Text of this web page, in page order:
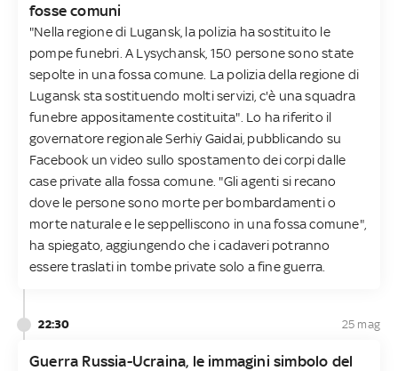
fosse comuni
"Nella regione di Lugansk, la polizia ha sostituito le
pompe funebri. A Lysychansk, 150 persone sono state
sepolte in una fossa comune. La polizia della regione di
Lugansk sta sostituendo molti servizi, c'è una squadra
funebre appositamente costituita". Lo ha riferito il
governatore regionale Serhiy Gaidai, pubblicando su
Facebook un video sullo spostamento dei corpi dalle
case private alla fossa comune. "Gli agenti si recano
dove le persone sono morte per bombardamenti o
morte naturale e le seppelliscono in una fossa comune",
ha spiegato, aggiungendo che i cadaveri potranno
essere traslati in tombe private solo a fine guerra.
22:30 25 mag
Guerra Russia-Ucraina, le immagini simbolo del